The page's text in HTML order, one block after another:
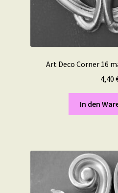
Art Deco Corner 16
4,40
In den